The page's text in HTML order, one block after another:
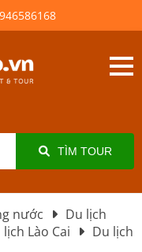
TÌM TOUR
nước
Du lịch
lịch Lào Cai
Du lịch